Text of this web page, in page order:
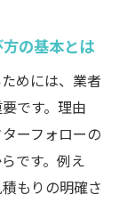
ング傾向
ング活用術
認すべきポ
ミ徹底活用
の基本とは
めには、業者
です。理由
ーフォローの
です。例え
もりの明確さ